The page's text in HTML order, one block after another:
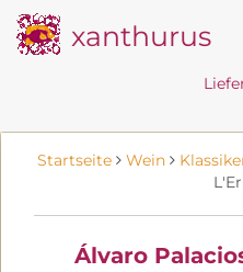
xanthurus
Startseite Wein
Álvaro